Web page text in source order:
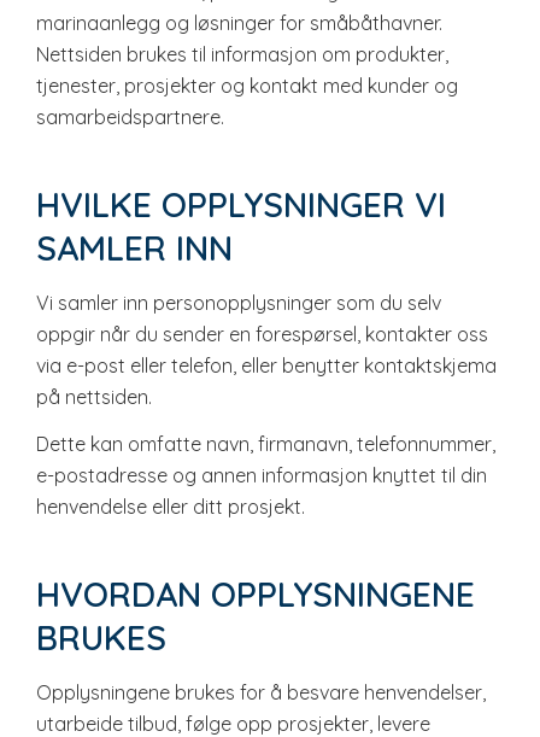
marinaanlegg og løsninger for småbåthavner.
Nettsiden brukes til informasjon om produkter,
tjenester, prosjekter og kontakt med kunder og
samarbeidspartnere.
HVILKE OPPLYSNINGER VI
SAMLER INN
Vi samler inn personopplysninger som du selv
oppgir når du sender en forespørsel, kontakter oss
via e-post eller telefon, eller benytter kontaktskjema
på nettsiden.
Dette kan omfatte navn, firmanavn, telefonnummer,
e-postadresse og annen informasjon knyttet til din
henvendelse eller ditt prosjekt.
HVORDAN OPPLYSNINGENE
BRUKES
Opplysningene brukes for å besvare henvendelser,
utarbeide tilbud, følge opp prosjekter, levere